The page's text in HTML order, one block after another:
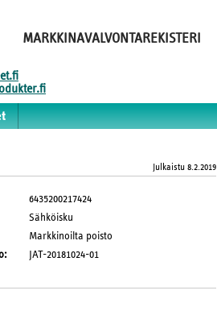
MARKKINAVALVONTAREKISTERI
Julkaistu 8.2.2019
6435200217424
Sähköisku
Markkinoilta poisto
: JAT-20181024-01